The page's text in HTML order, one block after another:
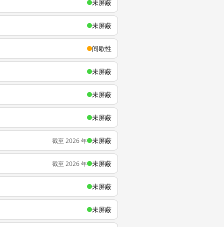
未屏蔽
未屏蔽
间歇性
未屏蔽
未屏蔽
未屏蔽
截至 2026 年 未屏蔽
截至 2026 年 未屏蔽
未屏蔽
未屏蔽